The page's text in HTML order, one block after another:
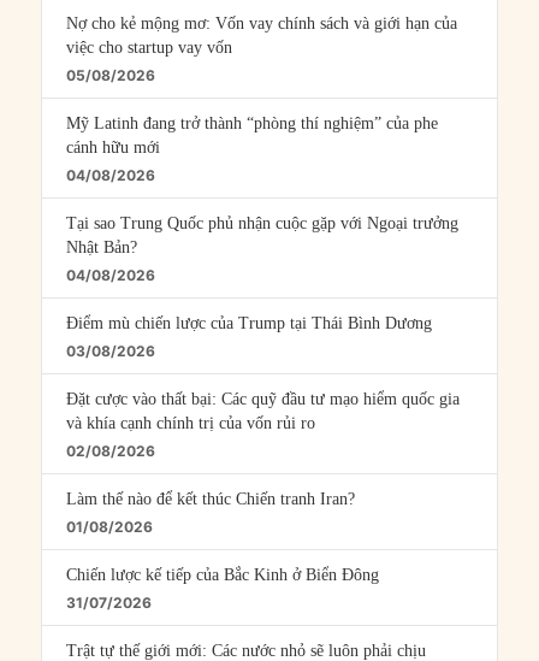
Nợ cho kẻ mộng mơ: Vốn vay chính sách và giới hạn của
việc cho startup vay vốn
05/08/2026
Mỹ Latinh đang trở thành “phòng thí nghiệm” của phe
cánh hữu mới
04/08/2026
Tại sao Trung Quốc phủ nhận cuộc gặp với Ngoại trưởng
Nhật Bản?
04/08/2026
Điểm mù chiến lược của Trump tại Thái Bình Dương
03/08/2026
Đặt cược vào thất bại: Các quỹ đầu tư mạo hiểm quốc gia
và khía cạnh chính trị của vốn rủi ro
02/08/2026
Làm thế nào để kết thúc Chiến tranh Iran?
01/08/2026
Chiến lược kế tiếp của Bắc Kinh ở Biển Đông
31/07/2026
Trật tự thế giới mới: Các nước nhỏ sẽ luôn phải chịu